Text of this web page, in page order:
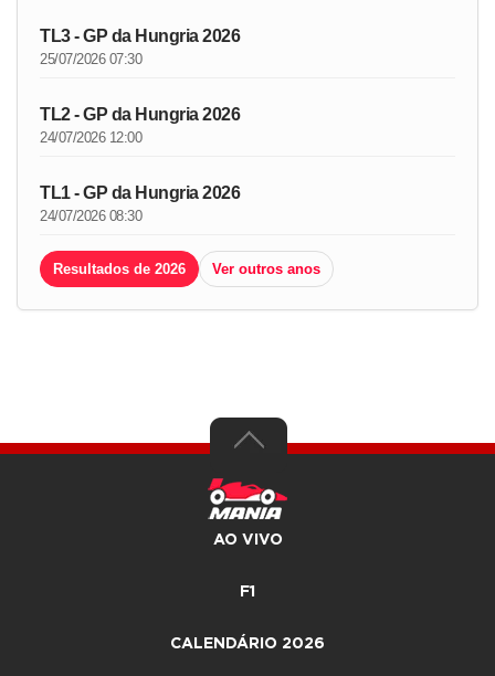
TL3 - GP da Hungria 2026
25/07/2026 07:30
TL2 - GP da Hungria 2026
24/07/2026 12:00
TL1 - GP da Hungria 2026
24/07/2026 08:30
Resultados de 2026 Ver outros anos
AO VIVO
F1
CALENDÁRIO 2026